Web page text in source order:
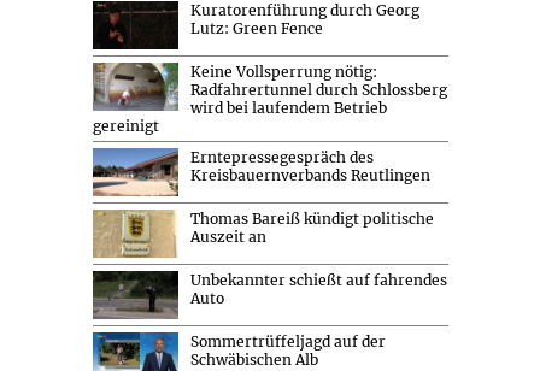
Kuratorenführung durch Georg
Lutz: Green Fence
Keine Vollsperrung nötig:
Radfahrertunnel durch Schlossberg
wird bei laufendem Betrieb
gereinigt
Erntepressegespräch des
Kreisbauernverbands Reutlingen
Thomas Bareiß kündigt politische
Auszeit an
Unbekannter schießt auf fahrendes
Auto
Sommertrüffeljagd auf der
Schwäbischen Alb